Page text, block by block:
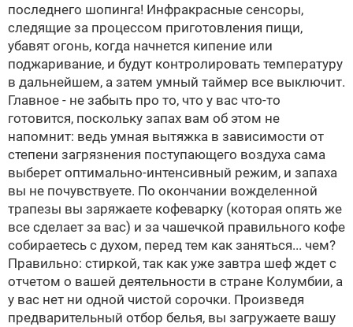
последнего шопинга! Инфракрасные сенсоры,
следящие за процессом приготовления пищи,
убавят огонь, когда начнется кипение или
поджаривание, и будут контролировать температуру
в дальнейшем, а затем умный таймер все выключит.
Главное - не забыть про то, что у вас что-то
готовится, поскольку запах вам об этом не
напомнит: ведь умная вытяжка в зависимости от
степени загрязнения поступающего воздуха сама
выберет оптимально-интенсивный режим, и запаха
вы не почувствуете. По окончании вожделенной
трапезы вы заряжаете кофеварку (которая опять же
все сделает за вас) и за чашечкой правильного кофе
собираетесь с духом, перед тем как заняться... чем?
Правильно: стиркой, так как уже завтра шеф ждет с
отчетом о вашей деятельности в стране Колумбии, а
у вас нет ни одной чистой сорочки. Произведя
предварительный отбор белья, вы загружаете вашу